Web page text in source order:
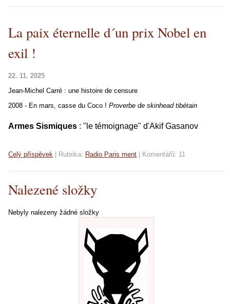
La paix éternelle d´un prix Nobel en
exil !
22. 11. 2025
Jean-Michel Carré : une histoire de censure
2008 - En mars, casse du Coco ! Proverbe de skinhead tibétain
Armes Sismiques : "le témoignage" d'Akif Gasanov
Celý příspěvek Rubrika: Radio Paris ment Komentářů: 11
Nalezené složky
Nebyly nalezeny žádné složky